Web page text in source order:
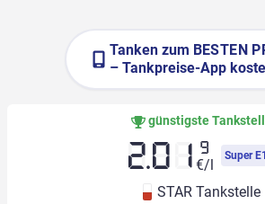
Tanken zum BESTEN
– Tankpreise-App
günstigste
2.01 9
€/l
Super
STAR Tankstelle